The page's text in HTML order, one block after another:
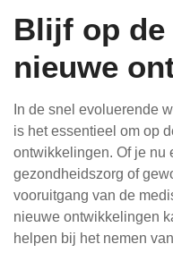
Blijf op de
nieuwe
In de snel evoluerende
is het essentieel om op
ontwikkelingen. Of je nu
gezondheidszorg of
vooruitgang van de
nieuwe ontwikkelingen
helpen bij het nemen